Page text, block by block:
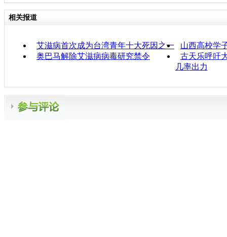
相关报道
艾滋病首次成为台湾青年十大死因之一
山西高校学
奥巴马解除艾滋病病毒研究禁令
古天乐呼吁
几率出力